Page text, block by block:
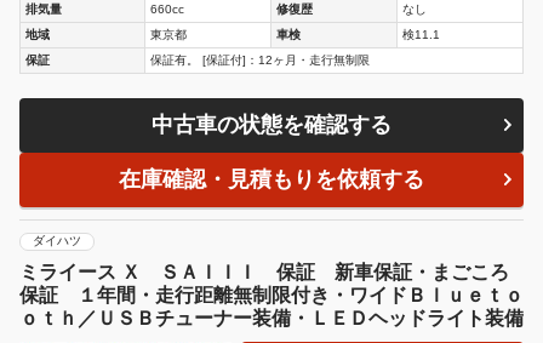
排気量
660cc 修復歴
なし
地域
東京都 車検
検11.1
保証
保証有。 [保証付]：12ヶ月・走行無制限
中古車の状態を確認する
在庫確認・見積もりを依頼する
ダイハツ
ミライース Ｘ ＳＡＩＩＩ 保証 新車保証・まごころ
保証 １年間・走行距離無制限付き・ワイドＢｌｕｅｔｏ
ｏｔｈ／ＵＳＢチューナー装備・ＬＥＤヘッドライト装備